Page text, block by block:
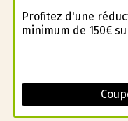
Profitez d'une
minimum de 150€